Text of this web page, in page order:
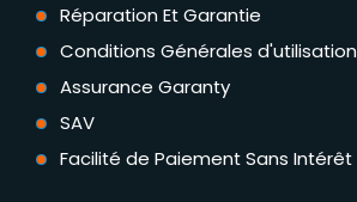
Réparation Et Garantie
Conditions Générales d'utilisation
Assurance Garanty
SAV
Facilité de Paiement Sans Intérêt